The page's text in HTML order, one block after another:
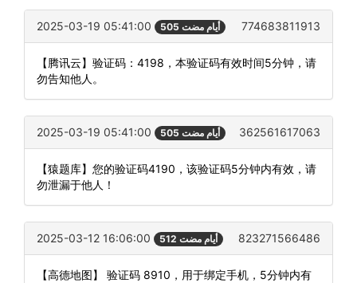
2025-03-19 05:41:00 505 أيام مضت 774683811913
【腾讯云】验证码：4198，本验证码有效时间5分钟，请
勿告知他人。
2025-03-19 05:41:00 505 أيام مضت 362561617063
【猿题库】您的验证码4190，该验证码5分钟内有效，请
勿泄漏于他人！
2025-03-12 16:06:00 512 أيام مضت 823271566486
【高德地图】 验证码 8910，用于绑定手机，5分钟内有